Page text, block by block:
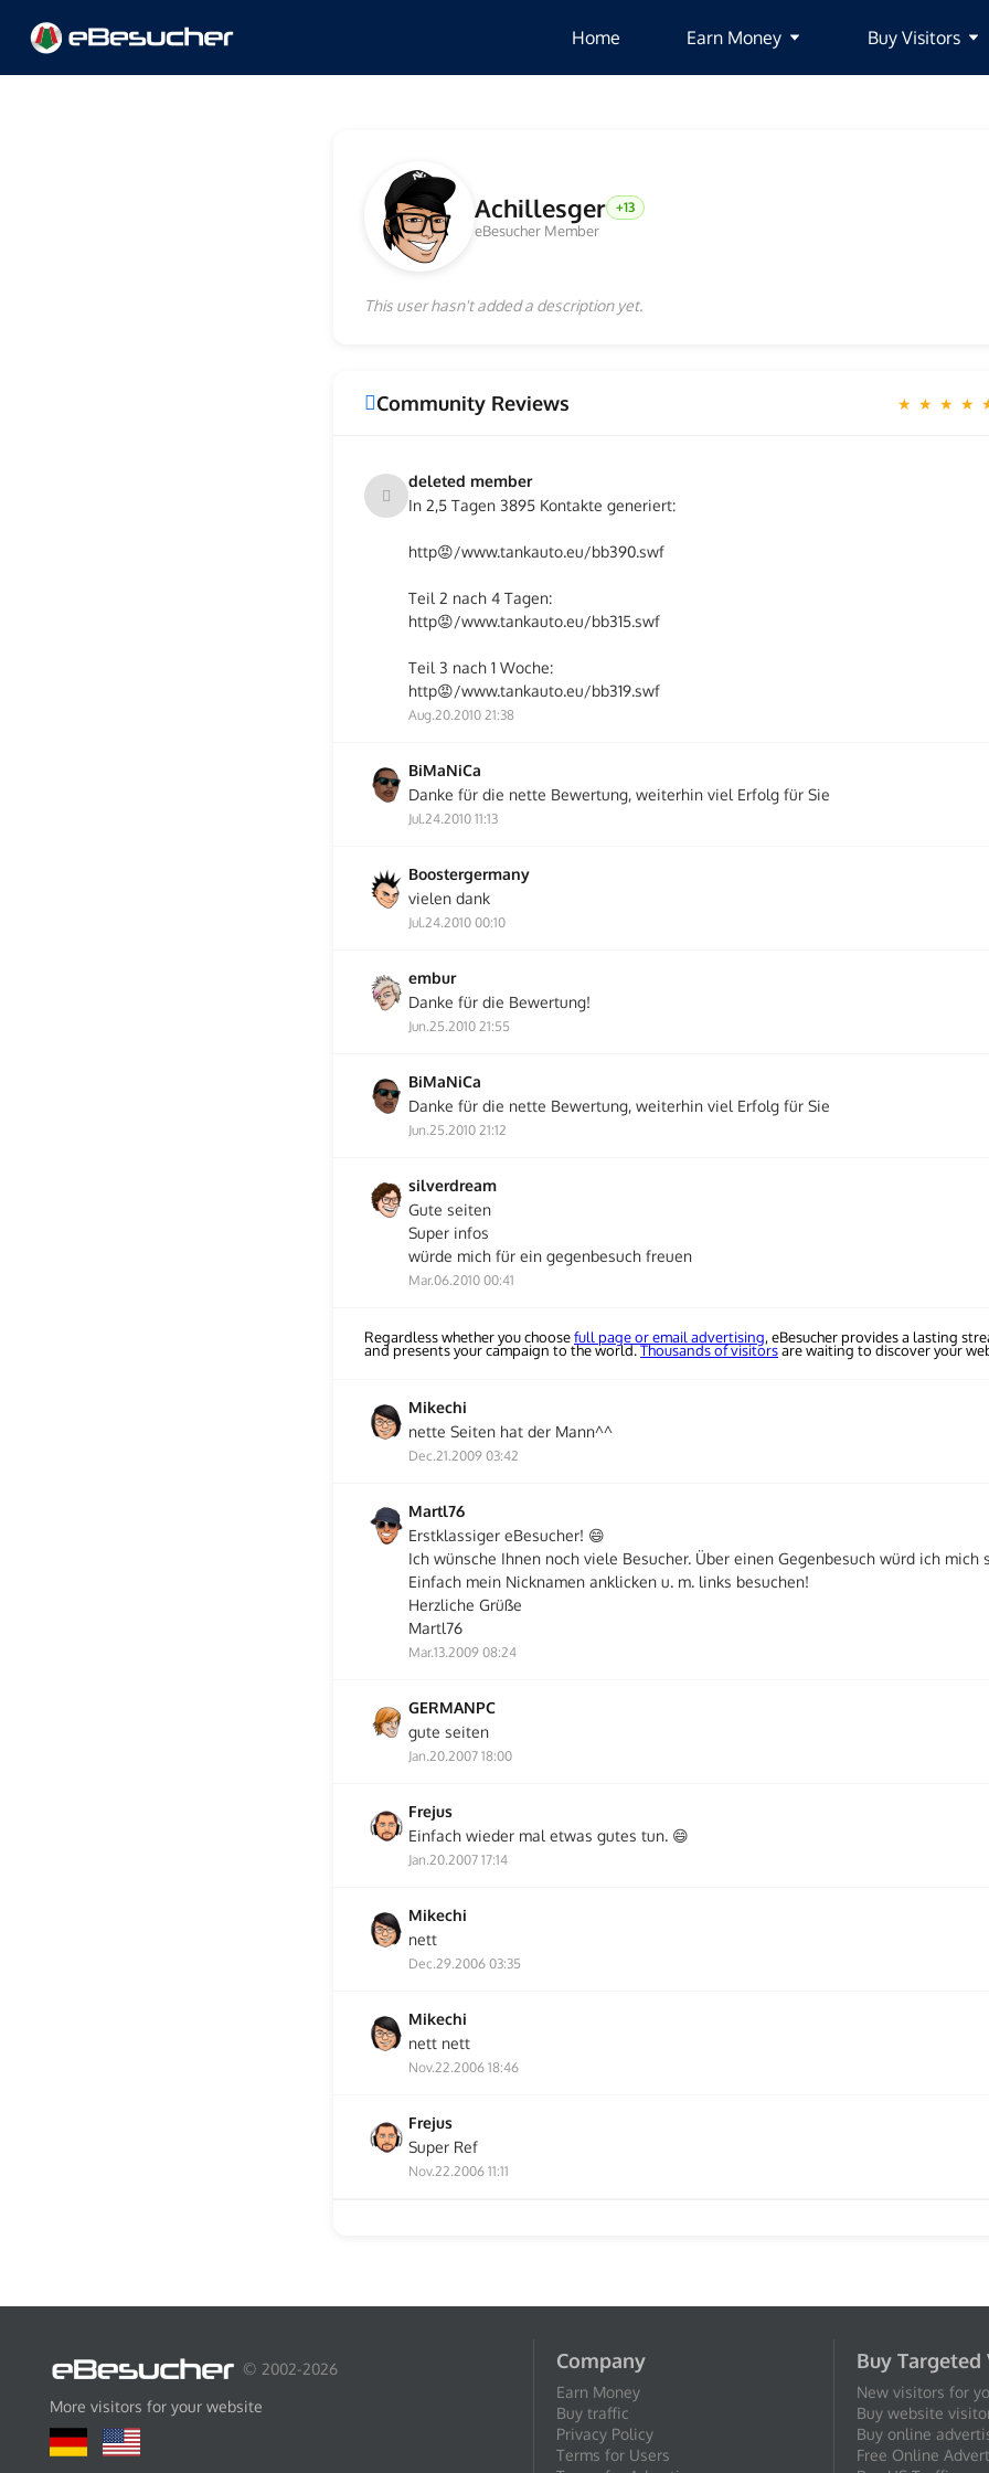
Home Earn Money Buy Visitors
Achillesger +13
eBesucher Member
This user hasn't added a description yet.
Community Reviews ★ ★ ★ ★
deleted member
In 2,5 Tagen 3895 Kontakte generiert:
http😡/www.tankauto.eu/bb390.swf
Teil 2 nach 4 Tagen:
http😡/www.tankauto.eu/bb315.swf
Teil 3 nach 1 Woche:
http😡/www.tankauto.eu/bb319.swf
Aug.20.2010 21:38
BiMaNiCa
Danke für die nette Bewertung, weiterhin viel Erfolg für Sie
Jul.24.2010 11:13
Boostergermany
vielen dank
Jul.24.2010 00:10
embur
Danke für die Bewertung!
Jun.25.2010 21:55
BiMaNiCa
Danke für die nette Bewertung, weiterhin viel Erfolg für Sie
Jun.25.2010 21:12
silverdream
Gute seiten
Super infos
würde mich für ein gegenbesuch freuen
Mar.06.2010 00:41
Regardless whether you choosefull page or email advertising, eBesucher provides a lasting
and presents your campaign to the world.Thousands of visitorsare waiting to discover your
Mikechi
nette Seiten hat der Mann^^
Dec.21.2009 03:42
Martl76
Erstklassiger eBesucher! 😄
Ich wünsche Ihnen noch viele Besucher. Über einen Gegenbesuch würd ich mich
Einfach mein Nicknamen anklicken u. m. links besuchen!
Herzliche Grüße
Martl76
Mar.13.2009 08:24
GERMANPC
gute seiten
Jan.20.2007 18:00
Frejus
Einfach wieder mal etwas gutes tun. 😄
Jan.20.2007 17:14
Mikechi
nett
Dec.29.2006 03:35
Mikechi
nett nett
Nov.22.2006 18:46
Frejus
Super Ref
Nov.22.2006 11:11
© 2002-2026
More visitors for your website
Company
Earn Money
Buy traffic
Privacy Policy
Terms for Users
Buy Targeted
New visitors for
Buy website
Buy online
Free Online